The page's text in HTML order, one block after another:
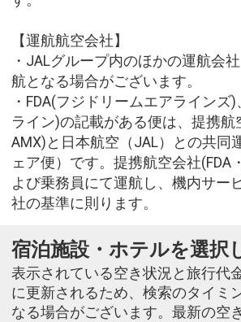
【運航航空会社】
・JALグループ内のほかの運航会
航となる場合がございます。
・FDA(フジドリームエアラインズ
ライン)の記載がある便は、提携航
AMX)と日本航空（JAL）との共同
ェア便）です。提携航空会社(FDA
よび乗務員にて運航し、機内サー
社の基準に則ります。
宿泊施設・ホテルを選択
表示されている空き状況と旅行代
に更新されるため、検索のタイミ
なる場合がございます。最新の空